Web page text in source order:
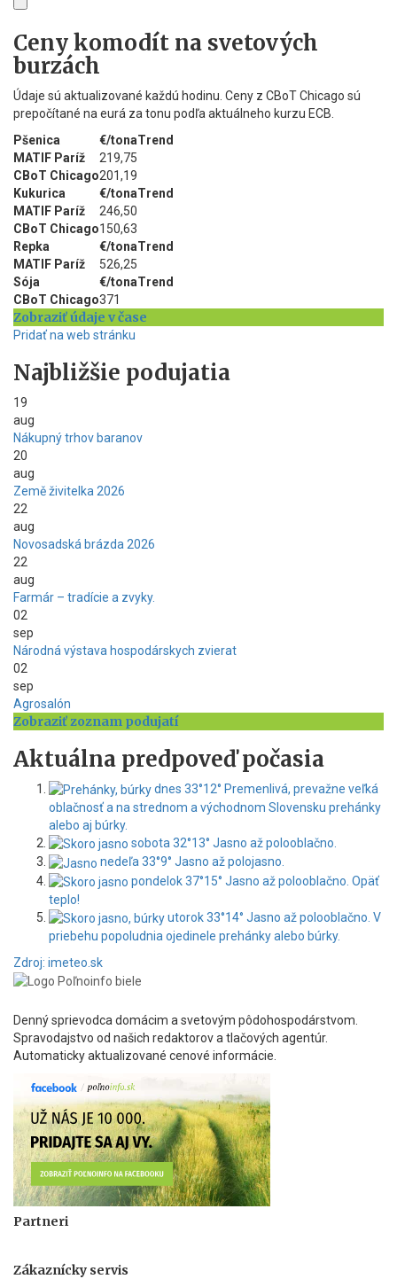
Ceny komodít na svetových
burzách
Údaje sú aktualizované každú hodinu. Ceny z CBoT Chicago sú
prepočítané na eurá za tonu podľa aktuálneho kurzu ECB.
Pšenica
€/tonaTrend
MATIF Paríž
219,75
CBoT Chicago201,19
Kukurica
€/tonaTrend
MATIF Paríž
246,50
CBoT Chicago150,63
Repka
€/tonaTrend
MATIF Paríž
526,25
Sója
€/tonaTrend
CBoT Chicago371
Zobraziť údaje v čase
Pridať na web stránku
Najbližšie podujatia
19
aug
Nákupný trhov baranov
20
aug
Země živitelka 2026
22
aug
Novosadská brázda 2026
22
aug
Farmár – tradície a zvyky.
02
sep
Národná výstava hospodárskych zvierat
02
sep
Agrosalón
Zobraziť zoznam podujatí
Aktuálna predpoveď počasia
dnes 33°12° Premenlivá, prevažne veľká
oblačnosť a na strednom a východnom Slovensku prehánky
alebo aj búrky.
sobota 32°13° Jasno až polooblačno.
nedeľa33°9° Jasno až polojasno.
pondelok37°15° Jasno až polooblačno. Opäť
teplo!
utorok33°14° Jasno až polooblačno. V
priebehu popoludnia ojedinele prehánky alebo búrky.
Zdroj: imeteo.sk
Denný sprievodca domácim a svetovým pôdohospodárstvom.
Spravodajstvo od našich redaktorov a tlačových agentúr.
Automaticky aktualizované cenové informácie.
Partneri
Zákaznícky servis